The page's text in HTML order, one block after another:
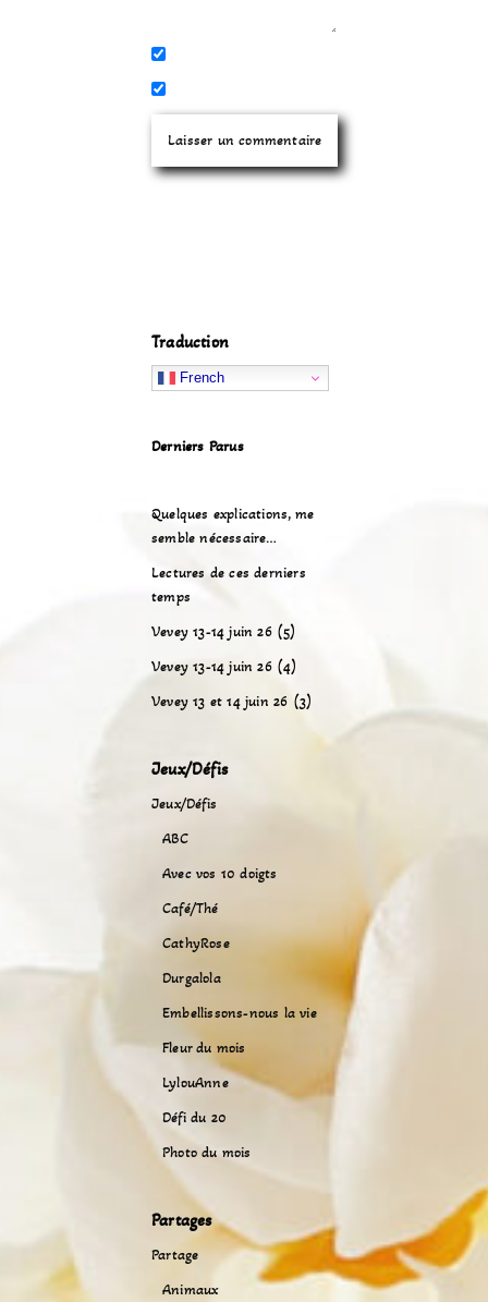
Traduction
French
Derniers Parus
Quelques explications, me
semble nécessaire…
Lectures de ces derniers
temps
Vevey 13-14 juin 26 (5)
Vevey 13-14 juin 26 (4)
Vevey 13 et 14 juin 26 (3)
Jeux/Défis
Jeux/Défis
ABC
Avec vos 10 doigts
Café/Thé
CathyRose
Durgalola
Embellissons-nous la vie
Fleur du mois
LylouAnne
Défi du 20
Photo du mois
Partages
Partage
Animaux